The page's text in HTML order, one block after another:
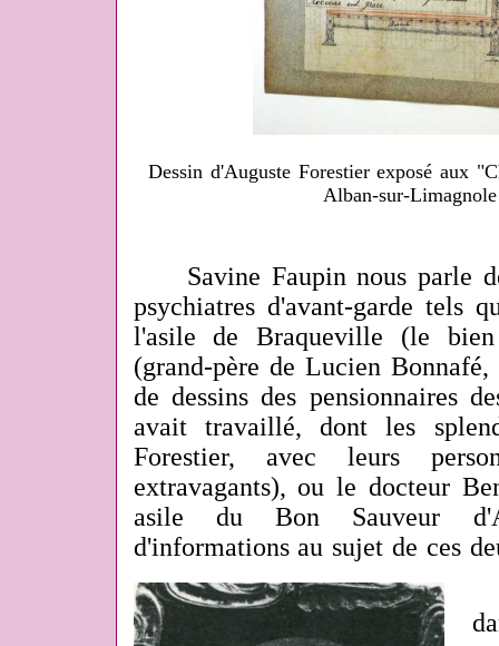
Dessin d'Auguste Forestier exposé aux
Alban-sur-
Savine Faupin nous parle de
psychiatres d'avant-garde tels
l'asile de Braqueville (le
(grand-père de Lucien
de dessins des pensionnaires
avait travaillé, dont les
Forestier, avec leurs
extravagants), ou le docteur
asile du Bon Sauveur
d'informations au sujet de ces